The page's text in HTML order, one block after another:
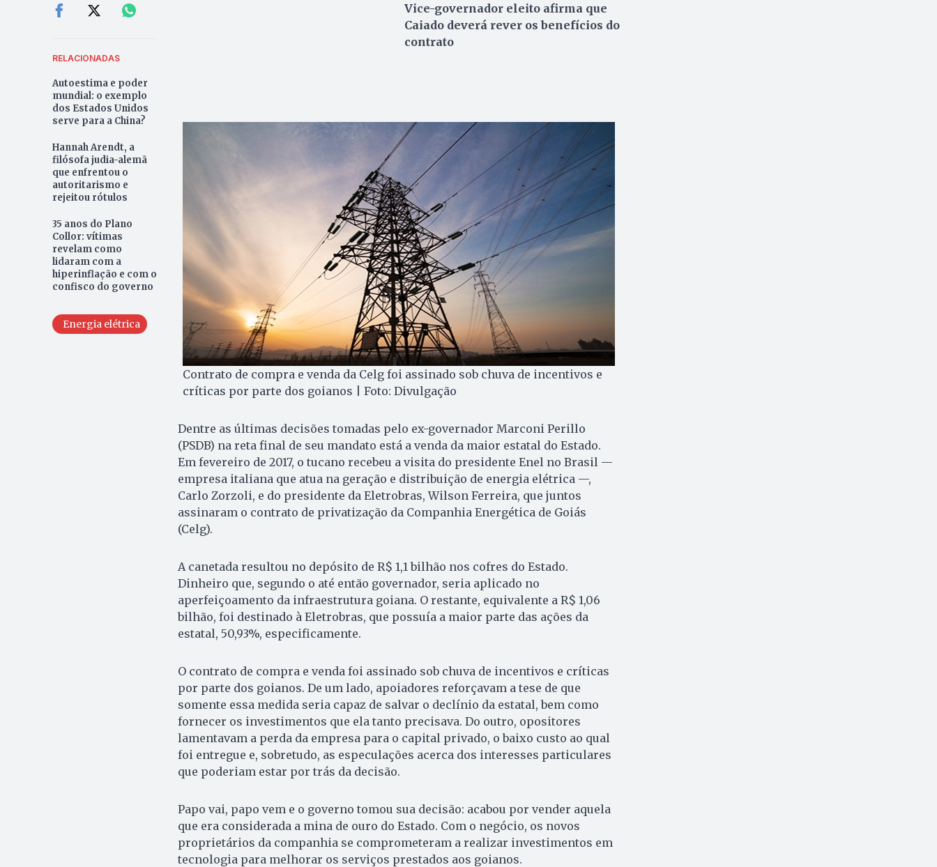
RELACIONADAS
Autoestima e poder
mundial: o exemplo
dos Estados Unidos
serve para a China?
Hannah Arendt, a
filósofa judia-alemã
que enfrentou o
autoritarismo e
rejeitou rótulos
35 anos do Plano
Collor: vítimas
revelam como
lidaram com a
hiperinflação e com o
confisco do governo
Energia elétrica
Vice-governador eleito afirma que
Caiado deverá rever os benefícios do
contrato
Contrato de compra e venda da Celg foi assinado sob chuva de incentivos e
críticas por parte dos goianos
| Foto: Divulgação
Dentre as últimas decisões tomadas pelo ex-governador Marconi Perillo
(PSDB) na reta final de seu mandato está a venda da maior estatal do Estado.
Em fevereiro de 2017, o tucano recebeu a visita do presidente Enel no Brasil —
empresa italiana que atua na geração e distribuição de energia elétrica —,
Carlo Zorzoli, e do presidente da Eletrobras, Wilson Ferreira, que juntos
assinaram o contrato de privatização da Companhia Energética de Goiás
(Celg).
A canetada resultou no depósito de R$ 1,1 bilhão nos cofres do Estado.
Dinheiro que, segundo o até então governador, seria aplicado no
aperfeiçoamento da infraestrutura goiana. O restante, equivalente a R$ 1,06
bilhão, foi destinado à Eletrobras, que possuía a maior parte das ações da
estatal, 50,93%, especificamente.
O contrato de compra e venda foi assinado sob chuva de incentivos e críticas
por parte dos goianos. De um lado, apoiadores reforçavam a tese de que
somente essa medida seria capaz de salvar o declínio da estatal, bem como
fornecer os investimentos que ela tanto precisava. Do outro, opositores
lamentavam a perda da empresa para o capital privado, o baixo custo ao qual
foi entregue e, sobretudo, as especulações acerca dos interesses particulares
que poderiam estar por trás da decisão.
Papo vai, papo vem e o governo tomou sua decisão: acabou por vender aquela
que era considerada a mina de ouro do Estado. Com o negócio, os novos
proprietários da companhia se comprometeram a realizar investimentos em
tecnologia para melhorar os serviços prestados aos goianos.